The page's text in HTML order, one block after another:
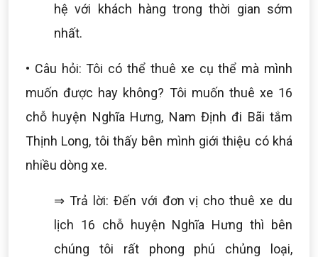
hệ với khách hàng trong thời gian sớm
nhất.
• Câu hỏi: Tôi có thể thuê xe cụ thể mà mình
muốn được hay không? Tôi muốn thuê xe 16
chỗ huyện Nghĩa Hưng, Nam Định đi Bãi tắm
Thịnh Long, tôi thấy bên mình giới thiệu có khá
nhiều dòng xe.
⇒ Trả lời: Đến với đơn vị cho thuê xe du
lịch 16 chỗ huyện Nghĩa Hưng thì bên
chúng tôi rất phong phú chủng loại,